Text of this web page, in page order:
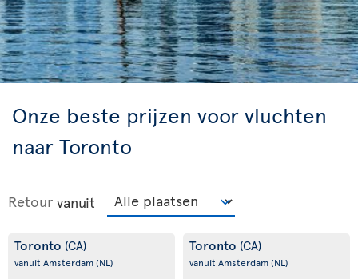
Onze beste prijzen voor vluchten
naar Toronto
Retour vanuit
Toronto (CA)
vanuit Amsterdam(NL)
Toronto (CA)
vanuit Amsterdam(NL)